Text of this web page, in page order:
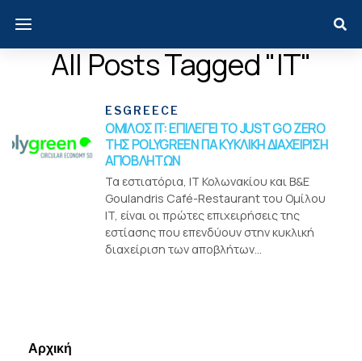
All Posts Tagged "IT"
ESGREECE
ΟΜΙΛΟΣ IT: ΕΠΙΛΕΓΕΙ ΤΟ JUST GO ZERO
ΤΗΣ POLYGREEN ΓΙΑ ΚΥΚΛΙΚΗ ΔΙΑΧΕΙΡΙΣΗ
ΑΠΟΒΛΗΤΩΝ
Τα εστιατόρια, ΙΤ Κολωνακίου και B&E
Goulandris Café-Restaurant του Ομίλου
IT, είναι οι πρώτες επιχειρήσεις της
εστίασης που επενδύουν στην κυκλική
διαχείριση των αποβλήτων...
Αρχική